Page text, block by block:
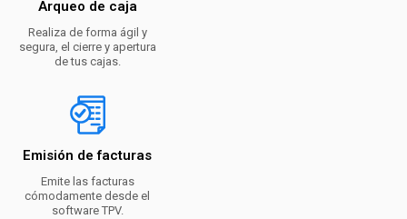
Arqueo de caja
Realiza de forma ágil y
segura, el cierre y apertura
de tus cajas.
Emisión de facturas
Emite las facturas
cómodamente desde el
software TPV.